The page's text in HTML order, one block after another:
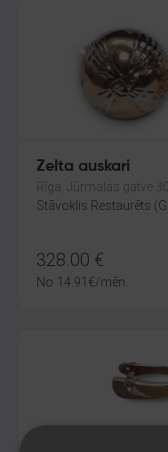
Zelta auskari
Rīga, Jūrmalas gatve 30
Stāvoklis Restaurēts
328.00 €
No 14.91 €/mēn.